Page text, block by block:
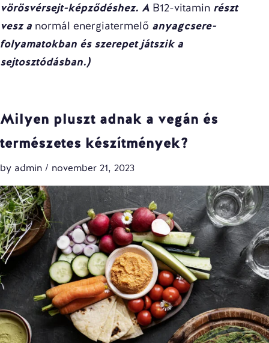
vörösvérsejt-képződéshez. A B12-vitamin részt
vesz a normál energiatermelő anyagcsere-
folyamatokban és szerepet játszik a
sejtosztódásban.)
Milyen pluszt adnak a vegán és
természetes készítmények?
by admin / november 21, 2023